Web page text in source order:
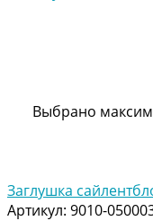
Выбрано
Заглушка
Артикул: 9010-